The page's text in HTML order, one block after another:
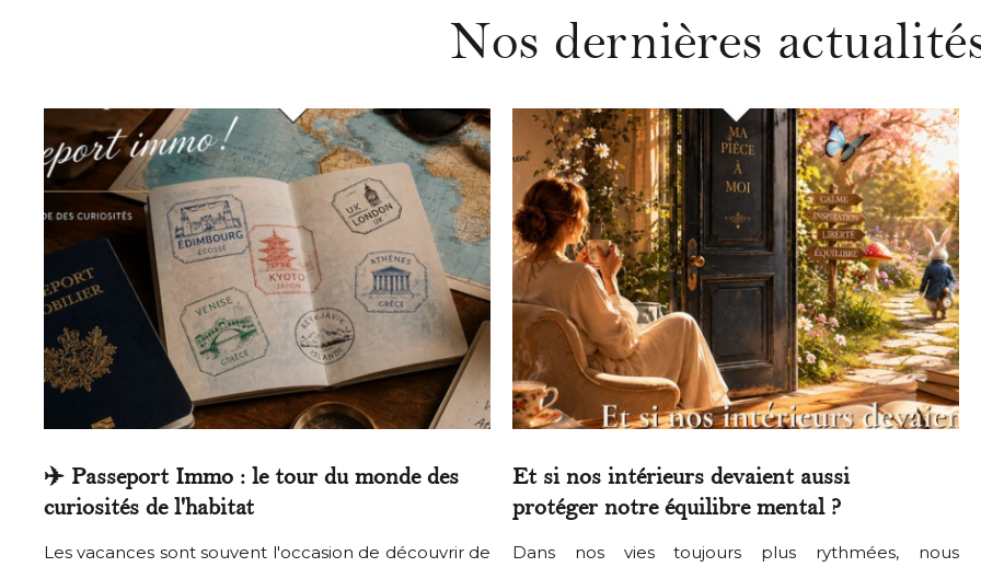
Nos dernières
DÉCOUVRIR
✈️ Passeport Immo : le tour du monde des
curiosités de l'habitat
Les vacances sont souvent l'occasion de découvrir de
Et si nos intérieurs devaient aussi
protéger notre équilibre mental ?
Dans nos vies toujours plus rythmées, nous